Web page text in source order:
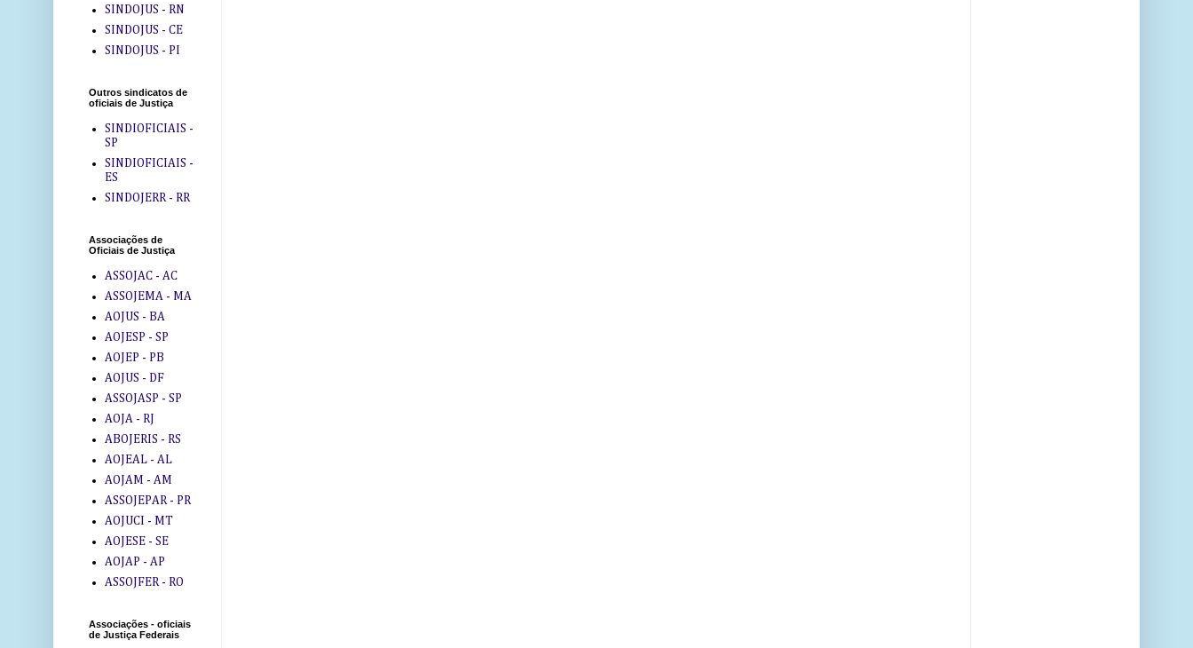
SINDOJUS - RN
SINDOJUS - CE
SINDOJUS - PI
Outros sindicatos de
oficiais de Justiça
SINDIOFICIAIS -
SP
SINDIOFICIAIS -
ES
SINDOJERR - RR
Associações de
Oficiais de Justiça
ASSOJAC - AC
ASSOJEMA - MA
AOJUS - BA
AOJESP - SP
AOJEP - PB
AOJUS - DF
ASSOJASP - SP
AOJA - RJ
ABOJERIS - RS
AOJEAL - AL
AOJAM - AM
ASSOJEPAR - PR
AOJUCI - MT
AOJESE - SE
AOJAP - AP
ASSOJFER - RO
Associações - oficiais
de Justiça Federais